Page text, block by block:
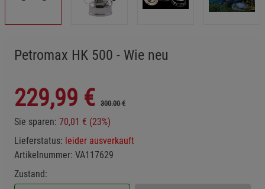
Petromax HK 500 - Wie neu
229,99 € 300.00 €
Sie sparen: 70,01 € (23%)
Lieferstatus: leider ausverkauft
Artikelnummer: VA117629
Zustand: